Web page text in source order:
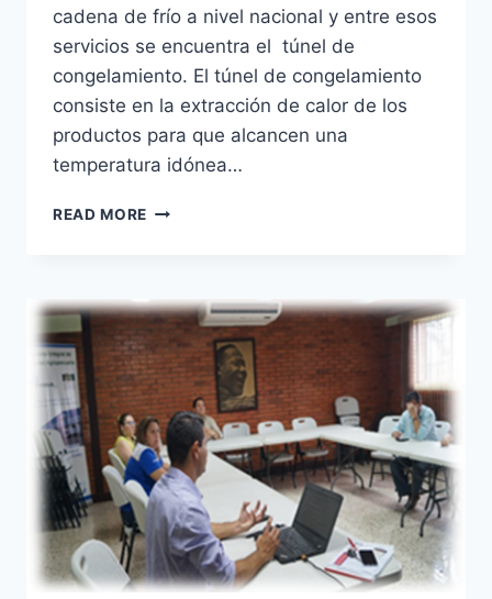
cadena de frío a nivel nacional y entre esos
servicios se encuentra el túnel de
congelamiento. El túnel de congelamiento
consiste en la extracción de calor de los
productos para que alcancen una
temperatura idónea…
READ MORE TÚNEL
DEBEMOS
SABER?